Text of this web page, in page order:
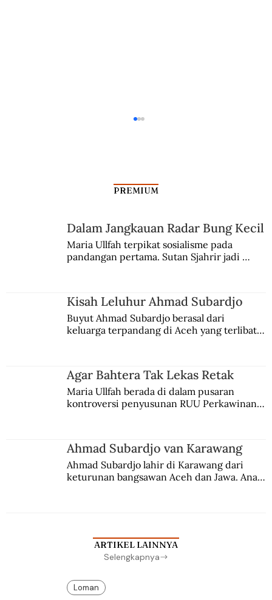
Hermann Goering, Sang Tiran Angkasa
PREMIUM
Dalam Jangkauan Radar Bung Kecil
Maria Ullfah terpikat sosialisme pada
pandangan pertama. Sutan Sjahrir jadi
Kisah Leluhur Ahmad Subardjo
Buyut Ahmad Subardjo berasal dari
keluarga terpandang di Aceh yang terlibat
Agar Bahtera Tak Lekas Retak
Maria Ullfah berada di dalam pusaran
kontroversi penyusunan RUU Perkawinan.
Ahmad Subardjo van Karawang
Ahmad Subardjo lahir di Karawang dari
keturunan bangsawan Aceh dan Jawa. Anak
ARTIKEL LAINNYA
Selengkapnya
Loman